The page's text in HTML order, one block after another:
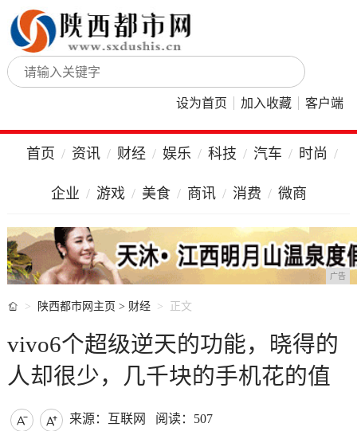
设为首页 加入收藏 客户端
首页 资讯 财经 娱乐 科技 汽车 时尚
企业 游戏 美食 商讯 消费 微商
广告
 陕西都市网主页 > 财经 正文
vivo6个超级逆天的功能，晓得的
人却很少，几千块的手机花的值
  来源：互联网 阅读：507